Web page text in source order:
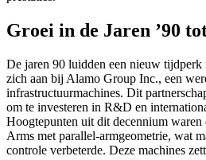
Groei in de Jaren ’90
De jaren 90 luidden een nieuw
zich aan bij Alamo Group Inc., een
infrastructuurmachines. Dit
om te investeren in R&D en
Hoogtepunten uit dit decennium
Arms met parallel-armgeometrie, wat
controle verbeterde. Deze machines